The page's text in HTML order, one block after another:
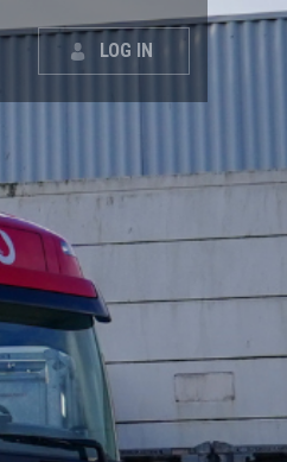
LOG IN